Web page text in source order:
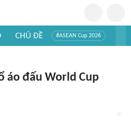
CHỦ ĐỀ #ASEAN Cup 2026
áo đấu World Cup